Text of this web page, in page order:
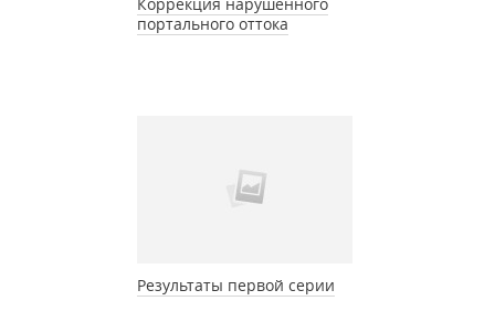
портального оттока
Результаты первой серии